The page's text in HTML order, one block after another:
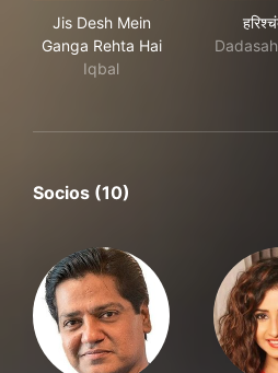
Jis Desh Mein Ganga
Jis Desh Mein
Ganga Rehta Hai
Iqbal
Socios (10)